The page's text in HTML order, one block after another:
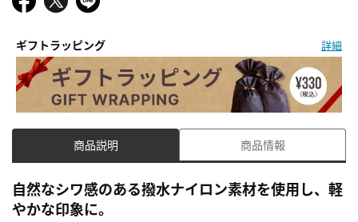
ギフトラッピング 詳細
商品説明 商品情報
自然なシワ感のある撥水ナイロン素材を使用し、軽
やかな印象に。